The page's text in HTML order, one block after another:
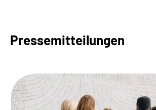
Karriere
Magazine
Pressemitteilungen